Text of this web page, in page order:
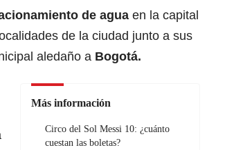
de agua en la capital
de la ciudad junto a sus
aledaño a Bogotá.
Más información
Circo del Sol Messi 10: ¿cuánto
cuestan las boletas?